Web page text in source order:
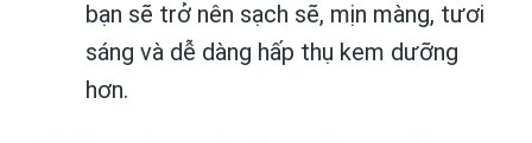
bạn sẽ trở nên sạch sẽ, mịn màng, tươi
sáng và dễ dàng hấp thụ kem dưỡng
hơn.